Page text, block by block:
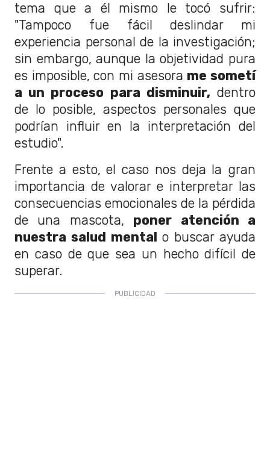
tema que a él mismo le tocó sufrir:
"Tampoco fue fácil deslindar mi
experiencia personal de la investigación;
sin embargo, aunque la objetividad pura
es imposible, con mi asesora me sometí
a un proceso para disminuir,dentro
de lo posible, aspectos personales que
podrían influir en la interpretación del
estudio".
Frente a esto, el caso nos deja la gran
importancia de valorar e interpretar las
consecuencias emocionales de la pérdida
de una mascota, poner atención a
nuestra salud mental o buscar ayuda
en caso de que sea un hecho difícil de
superar.